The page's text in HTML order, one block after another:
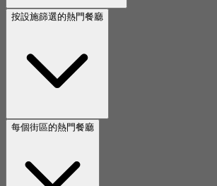
按設施篩選的熱門餐廳
每個街區的熱門餐廳